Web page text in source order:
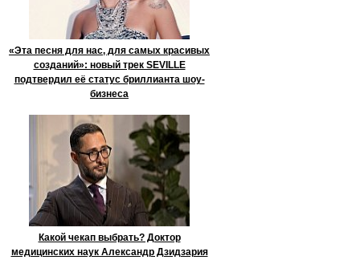
«Эта песня для нас, для самых красивых
созданий»: новый трек SEVILLE
подтвердил её статус бриллианта шоу-
бизнеса
Какой чекап выбрать? Доктор
медицинских наук Александр Дзидзария